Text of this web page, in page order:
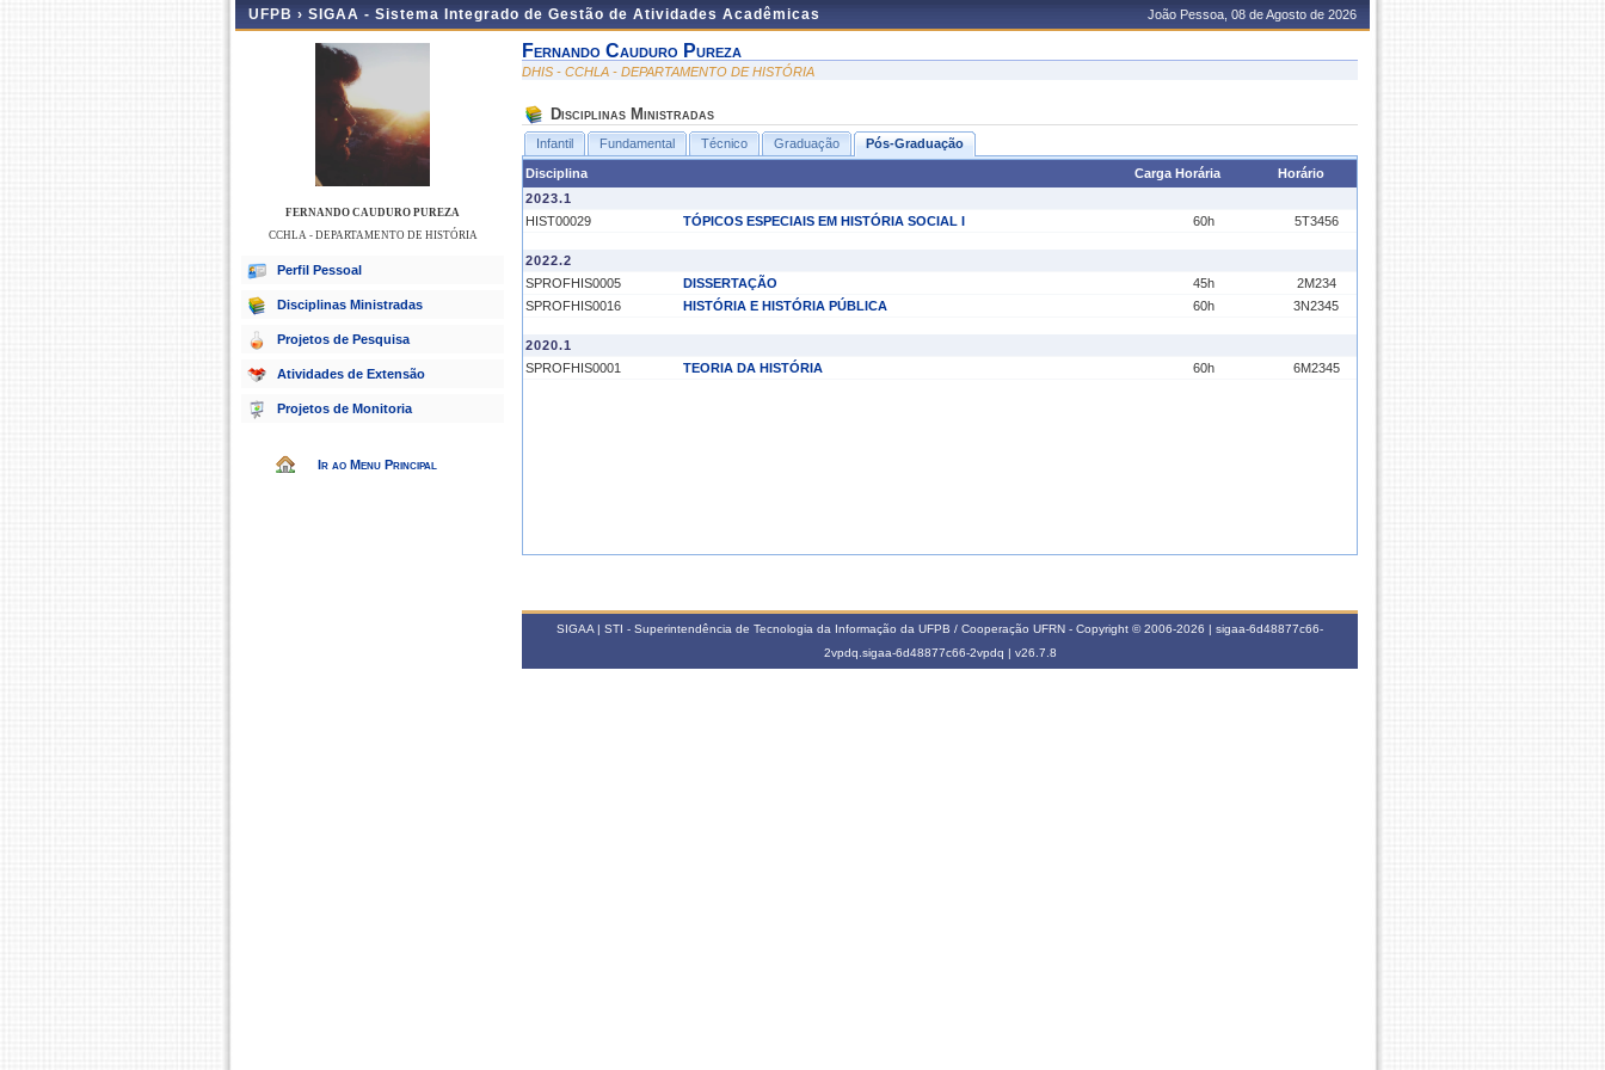
UFPB › SIGAA - Sistema Integrado de Gestão de Atividades Acadêmicas João Pessoa, 08 de Agosto de 2026
FERNANDO CAUDURO PUREZA
CCHLA - DEPARTAMENTO DE HISTÓRIA
Perfil Pessoal
Disciplinas Ministradas
Projetos de Pesquisa
Atividades de Extensão
Projetos de Monitoria
Ir ao Menu Principal
Fernando Cauduro Pureza
DHIS - CCHLA - DEPARTAMENTO DE HISTÓRIA
Disciplinas Ministradas
Infantil Fundamental Técnico Graduação Pós-Graduação
Disciplina Carga Horária
Horário
2023.1
HIST00029
TÓPICOS ESPECIAIS EM HISTÓRIA SOCIAL I 60h 5T3456
2022.2
SPROFHIS0005
DISSERTAÇÃO 45h
2M234
SPROFHIS0016
HISTÓRIA E HISTÓRIA PÚBLICA 60h 3N2345
2020.1
SPROFHIS0001
TEORIA DA HISTÓRIA 60h 6M2345
SIGAA | STI - Superintendência de Tecnologia da Informação da UFPB / Cooperação UFRN - Copyright © 2006-2026 | sigaa-6d48877c66-
2vpdq.sigaa-6d48877c66-2vpdq | v26.7.8